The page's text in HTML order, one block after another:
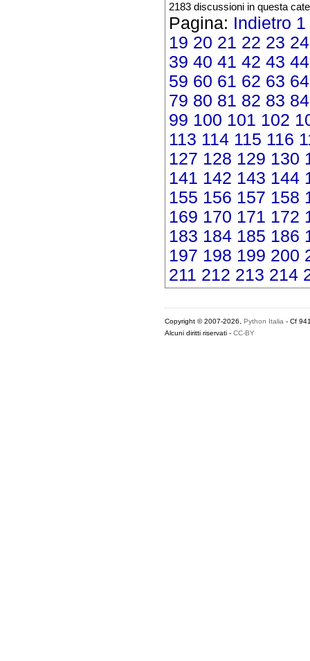
2183 discussioni in questa
Pagina: Indietro 1
19 20 21 22 23 24
39 40 41 42 43 44
59 60 61 62 63 64
79 80 81 82 83 84
99 100 101 102
113 114 115 116
127 128 129 130
141 142 143 144
155 156 157 158
169 170 171 172
183 184 185 186
197 198 199 200
211 212 213 214
Copyright © 2007-2026, Python Italia - Cf
Alcuni diritti riservati - CC-BY